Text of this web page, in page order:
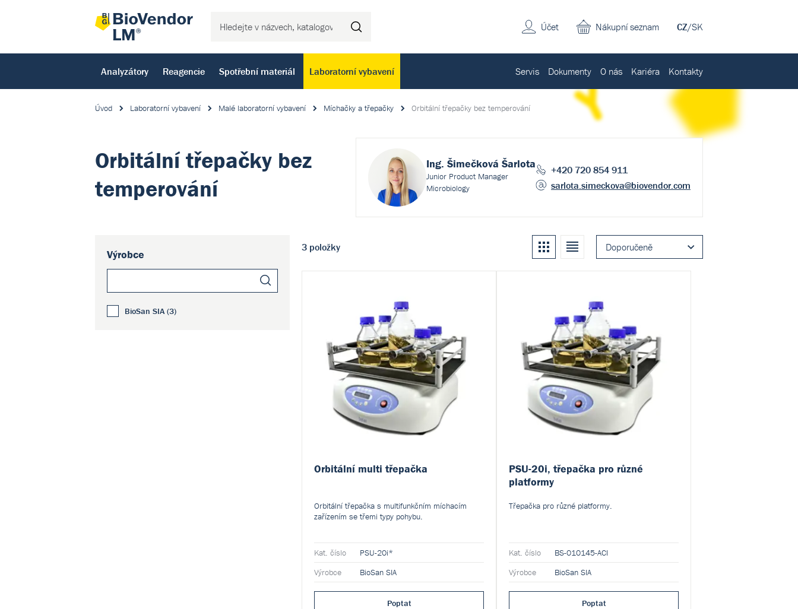
CZ/SK
Nákupní seznam
Účet
Analyzátory Reagencie Spotřební materiál Laboratorní vybavení Servis Dokumenty O nás Kariéra Kontakty
Úvod Laboratorní vybavení Malé laboratorní vybavení Míchačky a třepačky Orbitální třepačky bez temperování
Orbitální třepačky bez
temperování
Ing. Šimečková Šarlota
Junior Product Manager
Microbiology
+420 720 854 911
sarlota.simeckova@biovendor.com
Výrobce
BioSan SIA (3)
3 položky Doporučeně
Kachle Seznam
Orbitální multi třepačka
Orbitální třepačka s multifunkčním míchacím
zařízením se třemi typy pohybu.
Kat. číslo
PSU-20i*
Výrobce
BioSan SIA
Poptat
PSU-20i, třepačka pro různé
platformy
Třepačka pro různé platformy.
Kat. číslo
BS-010145-ACI
Výrobce
BioSan SIA
Poptat